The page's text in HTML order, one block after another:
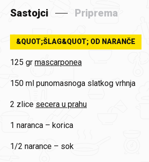
Sastojci Priprema
&QUOT;ŠLAG&QUOT; OD NARANČE
125 gr mascarponea
150 ml punomasnoga slatkog vrhnja
2 zlice secera u prahu
1 naranca – korica
1/2 narance – sok